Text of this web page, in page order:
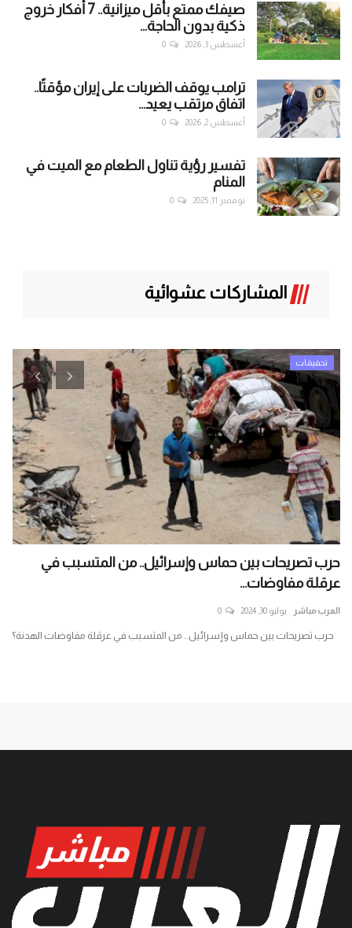
صيفك ممتع بأقل ميزانية.. 7 أفكار خروج
ذكية بدون الحاجة...
أغسطس 3, 2026 0
ترامب يوقف الضربات على إيران مؤقتًا..
اتفاق مرتقب يعيد...
أغسطس 2, 2026 0
تفسير رؤية تناول الطعام مع الميت في
المنام
نوفمبر 11, 2025 0
المشاركات عشوائية
تحقيقات
حرب تصريحات بين حماس وإسرائيل.. من المتسبب في
عرقلة مفاوضات...
العرب مباشر يوليو 30, 2024 0
حرب تصريحات بين حماس وإسرائيل.. من المتسبب في عرقلة مفاوضات الهدنة؟